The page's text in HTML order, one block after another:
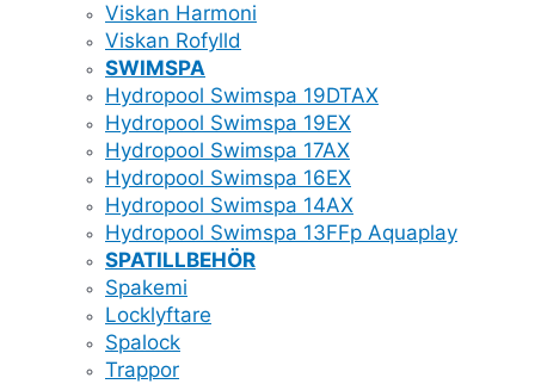
Viskan Harmoni
Viskan Rofylld
SWIMSPA
Hydropool Swimspa 19DTAX
Hydropool Swimspa 19EX
Hydropool Swimspa 17AX
Hydropool Swimspa 16EX
Hydropool Swimspa 14AX
Hydropool Swimspa 13FFp Aquaplay
SPATILLBEHÖR
Spakemi
Locklyftare
Spalock
Trappor